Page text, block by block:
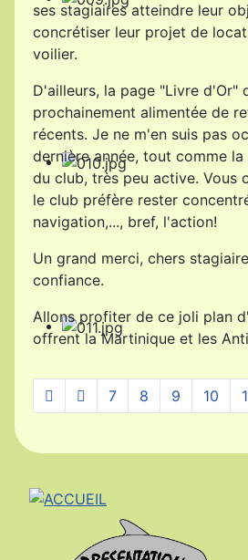
ses stagiaires atteindre leur
concrétiser leur projet de
voilier.
D'ailleurs, la page "Livre d'Or"
prochainement alimentée de
récents. Je ne m'en suis pas
dernière année, tout comme
du club, très peu active. Vous
le club préfère rester
navigation,..., bref, l'action!
Un grand merci, chers
confiance.
Allons profiter de ce joli plan
offrent la Martinique et les
7 8 9 10